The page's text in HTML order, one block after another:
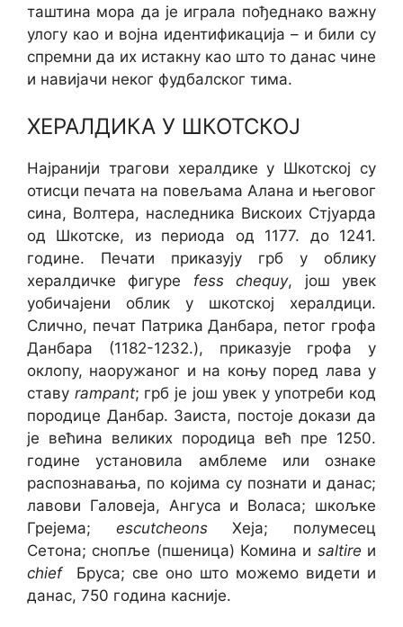
таштина мора да је играла пођеднако важну
улогу као и војна идентификација – и били су
спремни да их истакну као што то данас чине
и навијачи неког фудбалског тима.
ХЕРАЛДИКА У ШКОТСКОЈ
Најранији трагови хералдике у Шкотској су
отисци печата на повељама Алана и његовог
сина, Волтера, наследника Вискоих Стјуарда
од Шкотске, из периода од 1177. до 1241.
године. Печати приказују грб у облику
хералдичке фигуре fess chequy, још увек
уобичајени облик у шкотској хералдици.
Слично, печат Патрика Данбара, петог грофа
Данбара (1182-1232.), приказује грофа у
оклопу, наоружаног и на коњу поред лава у
ставу rampant; грб је још увек у употреби код
породице Данбар. Заиста, постоје докази да
је већина великих породица већ пре 1250.
године установила амблеме или ознаке
распознавања, по којима су познати и данас;
лавови Галовеја, Ангуса и Воласа; шкољке
Грејема; escutcheonsХеја; полумесец
Сетона; снопље (пшеница) Комина и saltire и
chiefБруса; све оно што можемо видети и
данас, 750 година касније.